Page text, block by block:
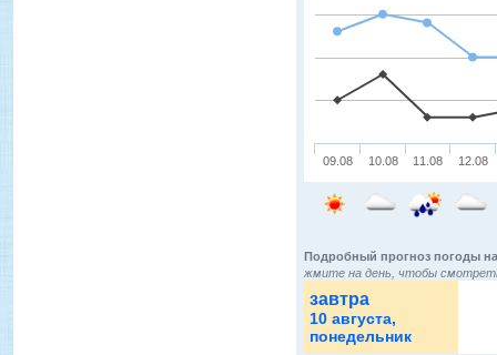
09.08 10.08 11.08 12.08
Подробный прогноз погоды
жмите на день, чтобы
завтра
10 августа,
понедельник